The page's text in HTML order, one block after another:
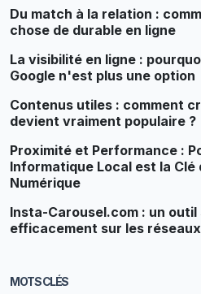
Du match à la relation :
chose de durable en ligne
La visibilité en ligne :
Google n'est plus une option
Contenus utiles : comment
devient vraiment populaire ?
Proximité et Performance :
Informatique Local est la
Numérique
Insta-Carousel.com : un
efficacement sur les
MOTS CLÉS